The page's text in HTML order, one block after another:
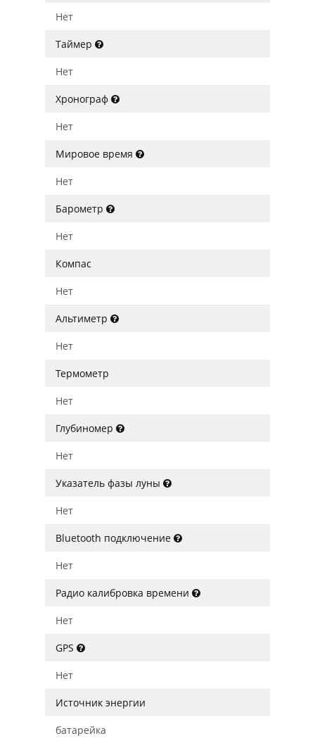
Нет
Таймер
Нет
Хронограф
Нет
Мировое время
Нет
Барометр
Нет
Компас
Нет
Альтиметр
Нет
Термометр
Нет
Глубиномер
Нет
Указатель фазы луны
Нет
Bluetooth подключение
Нет
Радио калибровка времени
Нет
GPS
Нет
Источник энергии
батарейка